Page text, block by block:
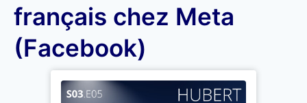
français chez Meta
(Facebook)